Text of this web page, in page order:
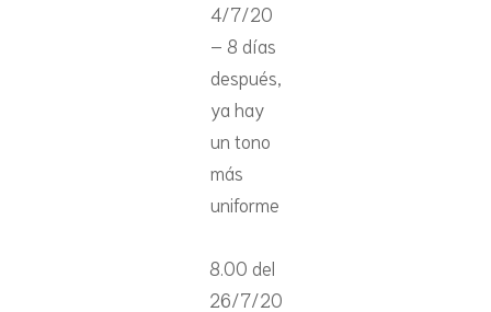
4/7/20
– 8 días
después,
ya hay
un tono
más
uniforme
8.00 del
26/7/20